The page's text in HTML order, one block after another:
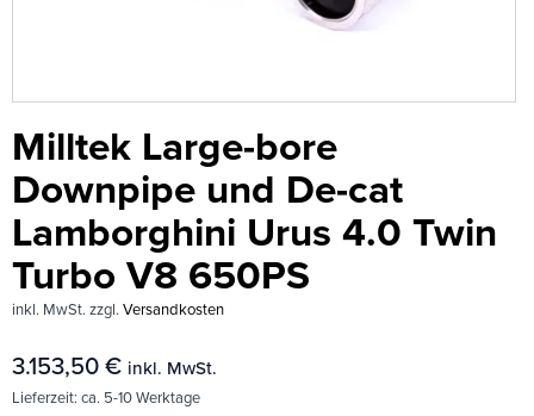
Milltek Large-bore
Downpipe und De-cat
Lamborghini Urus 4.0 Twin
Turbo V8 650PS
inkl. MwSt. zzgl. Versandkosten
3.153,50 € inkl. MwSt.
Lieferzeit: ca. 5-10 Werktage